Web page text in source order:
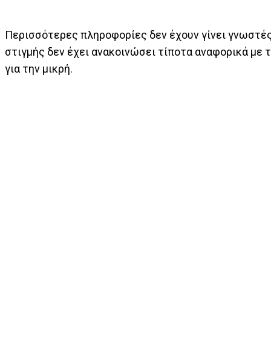
Περισσότερες πληροφορίες δεν έχουν γίνει
στιγμής δεν έχει ανακοινώσει τίποτα αναφορικά με
για την μικρή.